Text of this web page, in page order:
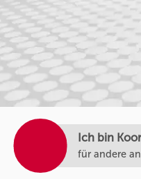
Ich bin
für andere